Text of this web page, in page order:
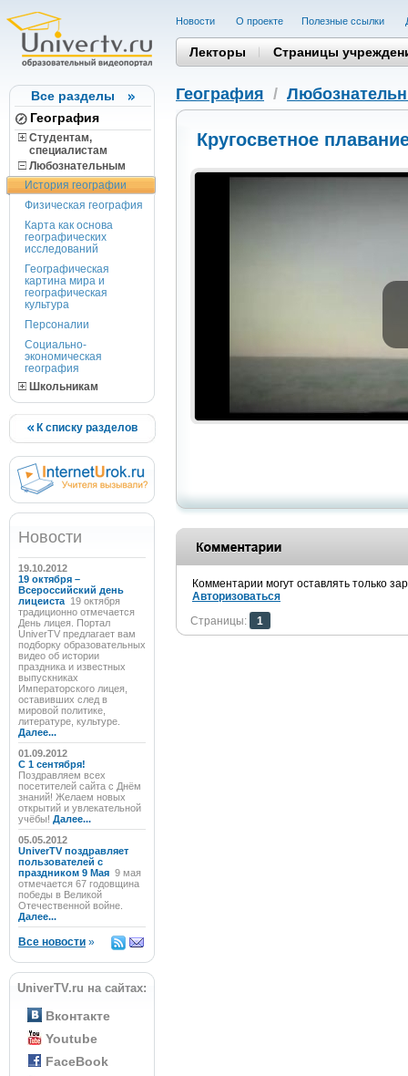
Все разделы
География
Студентам,
cпециалистам
Любознательным
История географии
Физическая география
Карта как основа
географических
исследований
Географическая
картина мира и
географическая
культура
Персоналии
Социально-
экономическая
география
Школьникам
К списку разделов
Новости
19.10.2012
19 октября –
Всероссийский день
лицеиста 19 октября
традиционно отмечается
День лицея. Портал
UniverTV предлагает вам
подборку образовательных
видео об истории
праздника и известных
выпускниках
Императорского лицея,
оставивших след в
мировой политике,
литературе, культуре.
Далее...
01.09.2012
C 1 сентября!
Поздравляем всех
посетителей сайта с Днём
знаний! Желаем новых
открытий и увлекательной
учёбы! Далее...
05.05.2012
UniverTV поздравляет
пользователей с
праздником 9 Мая 9 мая
отмечается 67 годовщина
победы в Великой
Отечественной войне.
Далее...
Все новости »
UniverTV.ru на сайтах:
Вконтакте
Youtube
FaceBook
Новости О проекте Полезные cсылки
Лекторы Страницы
География /
Кругосветное
Комментарии могут оставлять только
Авторизоваться
Страницы:
1